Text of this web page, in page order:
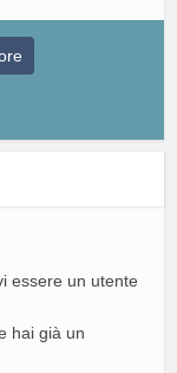
essere un utente
hai già un